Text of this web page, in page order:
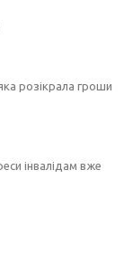
розікрала гроши
інвалідам вже